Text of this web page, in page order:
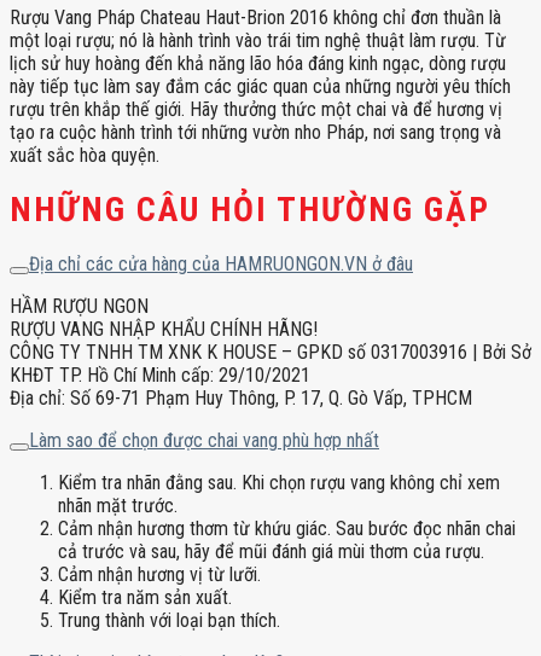
Rượu Vang Pháp Chateau Haut-Brion 2016 không chỉ đơn thuần là
một loại rượu; nó là hành trình vào trái tim nghệ thuật làm rượu. Từ
lịch sử huy hoàng đến khả năng lão hóa đáng kinh ngạc, dòng rượu
này tiếp tục làm say đắm các giác quan của những người yêu thích
rượu trên khắp thế giới. Hãy thưởng thức một chai và để hương vị
tạo ra cuộc hành trình tới những vườn nho Pháp, nơi sang trọng và
xuất sắc hòa quyện.
NHỮNG CÂU HỎI THƯỜNG GẶP
Địa chỉ các cửa hàng của HAMRUONGON.VN ở đâu
HẦM RƯỢU NGON
RƯỢU VANG NHẬP KHẨU CHÍNH HÃNG!
CÔNG TY TNHH TM XNK K HOUSE – GPKD số 0317003916 | Bởi Sở
KHĐT TP. Hồ Chí Minh cấp: 29/10/2021
Địa chỉ: Số 69-71 Phạm Huy Thông, P. 17, Q. Gò Vấp, TPHCM
Làm sao để chọn được chai vang phù hợp nhất
Kiểm tra nhãn đằng sau. Khi chọn rượu vang không chỉ xem
nhãn mặt trước.
Cảm nhận hương thơm từ khứu giác. Sau bước đọc nhãn chai
cả trước và sau, hãy để mũi đánh giá mùi thơm của rượu.
Cảm nhận hương vị từ lưỡi.
Kiểm tra năm sản xuất.
Trung thành với loại bạn thích.